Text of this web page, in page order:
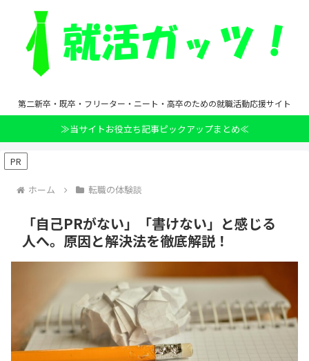
第二新卒・既卒・フリーター・ニート・高卒のための就職活動応援サイト
≫当サイトお役立ち記事ピックアップまとめ≪
PR
ホーム 転職の体験談
「自己PRがない」「書けない」と感じる
人へ。原因と解決法を徹底解説！